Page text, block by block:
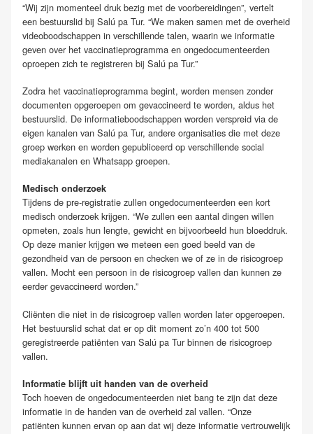
“Wij zijn momenteel druk bezig met de voorbereidingen”, vertelt
een bestuurslid bij Salú pa Tur. “We maken samen met de overheid
videoboodschappen in verschillende talen, waarin we informatie
geven over het vaccinatieprogramma en ongedocumenteerden
oproepen zich te registreren bij Salú pa Tur.”
Zodra het vaccinatieprogramma begint, worden mensen zonder
documenten opgeroepen om gevaccineerd te worden, aldus het
bestuurslid. De informatieboodschappen worden verspreid via de
eigen kanalen van Salú pa Tur, andere organisaties die met deze
groep werken en worden gepubliceerd op verschillende social
mediakanalen en Whatsapp groepen.
Medisch onderzoek
Tijdens de pre-registratie zullen ongedocumenteerden een kort
medisch onderzoek krijgen. “We zullen een aantal dingen willen
opmeten, zoals hun lengte, gewicht en bijvoorbeeld hun bloeddruk.
Op deze manier krijgen we meteen een goed beeld van de
gezondheid van de persoon en checken we of ze in de risicogroep
vallen. Mocht een persoon in de risicogroep vallen dan kunnen ze
eerder gevaccineerd worden.”
Cliënten die niet in de risicogroep vallen worden later opgeroepen.
Het bestuurslid schat dat er op dit moment zo’n 400 tot 500
geregistreerde patiënten van Salú pa Tur binnen de risicogroep
vallen.
Informatie blijft uit handen van de overheid
Toch hoeven de ongedocumenteerden niet bang te zijn dat deze
informatie in de handen van de overheid zal vallen. “Onze
patiënten kunnen ervan op aan dat wij deze informatie vertrouwelijk